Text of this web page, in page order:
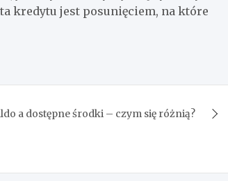
kredytu jest posunięciem, na które
a dostępne środki – czym się różnią?